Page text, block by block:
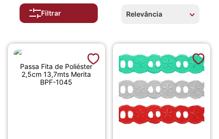
Filtrar Relevância
Passa Fita de Poliéster
2,5cm 13,7mts Merita
BPF-1045